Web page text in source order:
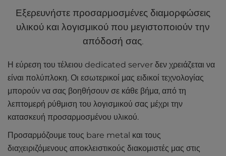
Εξερευνήστε προσαρμοσμένες διαμορφώσεις
υλικού και λογισμικού που μεγιστοποιούν την
απόδοσή σας.
Η εύρεση του τέλειου dedicated server δεν χρειάζεται να
είναι πολύπλοκη. Οι εσωτερικοί μας ειδικοί τεχνολογίας
μπορούν να σας βοηθήσουν σε κάθε βήμα, από τη
λεπτομερή ρύθμιση του λογισμικού σας μέχρι την
κατασκευή προσαρμοσμένου υλικού.
Προσαρμόζουμε τους bare metal και τους
διαχειριζόμενους αποκλειστικούς διακομιστές μας στις